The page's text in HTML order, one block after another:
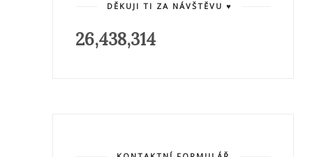
DĚKUJI TI ZA NÁVŠTĚVU ♥
26,438,314